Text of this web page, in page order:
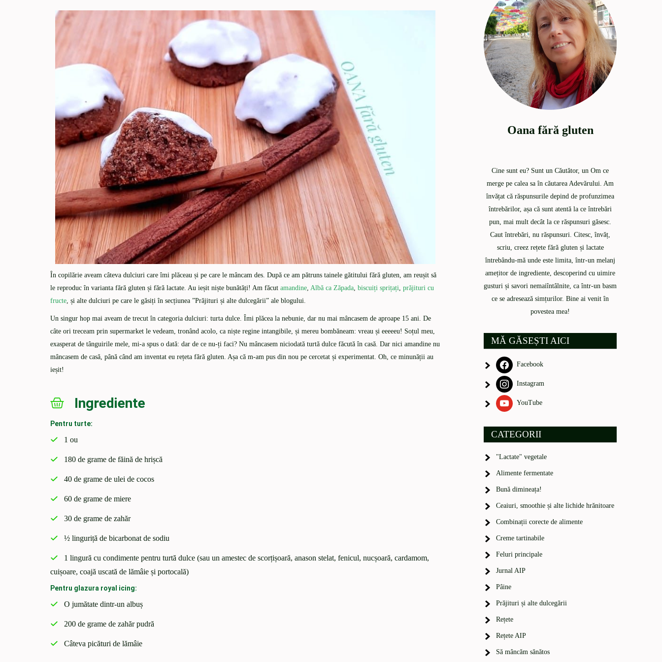
În copilărie aveam câteva dulciuri care îmi plăceau și pe care le mâncam des. După ce am pătruns tainele gătitului fără gluten, am reușit să
le reproduc în varianta fără gluten și fără lactate. Au ieșit niște bunătăți! Am făcut amandine Albă ca Zăpada biscuiți sprițați prăjituri cu
fructe , și alte dulciuri pe care le găsiți în secțiunea ”Prăjituri și alte dulcegării” ale blogului.
Un singur hop mai aveam de trecut în categoria dulciuri: turta dulce. Îmi plăcea la nebunie, dar nu mai mâncasem de aproape 15 ani. De
câte ori treceam prin supermarket le vedeam, tronând acolo, ca niște regine intangibile, și mereu bombăneam: vreau și eeeeeu! Soțul meu,
exasperat de tânguirile mele, mi-a spus o dată: dar de ce nu-ți faci? Nu mâncasem niciodată turtă dulce făcută în casă. Dar nici amandine nu
mâncasem de casă, până când am inventat eu rețeta fără gluten. Așa că m-am pus din nou pe cercetat și experimentat. Oh, ce minunății au
ieșit!
Ingrediente
Pentru turte:
1 ou
180 de grame de făină de hrișcă
40 de grame de ulei de cocos
60 de grame de miere
30 de grame de zahăr
½ linguriță de bicarbonat de sodiu
1 lingură cu condimente pentru turtă dulce (sau un amestec de scorțișoară, anason stelat, fenicul, nucșoară, cardamom,
cuișoare, coajă uscată de lămâie și portocală)
Pentru glazura royal icing:
O jumătate dintr-un albuș
200 de grame de zahăr pudră
Câteva picături de lămâie
Oana fără gluten
Cine sunt eu? Sunt un Căutător, un Om ce
merge pe calea sa în căutarea Adevărului. Am
învățat că răspunsurile depind de profunzimea
întrebărilor, așa că sunt atentă la ce întrebări
pun, mai mult decât la ce răspunsuri găsesc.
Caut întrebări, nu răspunsuri. Citesc, învăț,
scriu, creez rețete fără gluten și lactate
întrebându-mă unde este limita, într-un melanj
amețitor de ingrediente, descoperind cu uimire
gusturi și savori nemaiîntâlnite, ca într-un basm
ce se adresează simțurilor. Bine ai venit în
povestea mea!
MĂ GĂSEȘTI AICI
Facebook
Instagram
YouTube
CATEGORII
"Lactate" vegetale
Alimente fermentate
Bună dimineața!
Ceaiuri, smoothie și alte lichide hrănitoare
Combinații corecte de alimente
Creme tartinabile
Feluri principale
Jurnal AIP
Pâine
Prăjituri și alte dulcegării
Rețete
Rețete AIP
Să mâncăm sănătos